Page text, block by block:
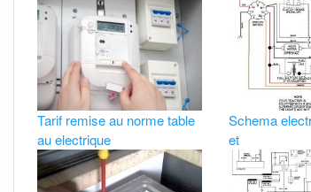
Tarif remise au norme table
au electrique
Schema
et